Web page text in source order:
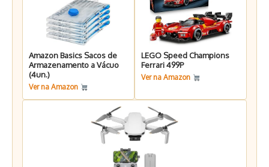
Amazon Basics Sacos de
Armazenamento a Vácuo
(4un.)
Ver na Amazon
LEGO Speed Champions
Ferrari 499P
Ver na Amazon